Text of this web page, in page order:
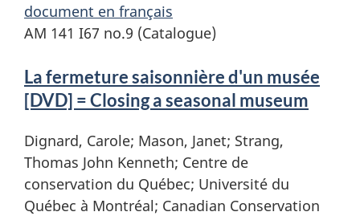
document en français
AM 141 I67 no.9 (Catalogue)
La fermeture saisonnière d'un musée
[DVD] = Closing a seasonal museum
Dignard, Carole; Mason, Janet; Strang,
Thomas John Kenneth; Centre de
conservation du Québec; Université du
Québec à Montréal; Canadian Conservation